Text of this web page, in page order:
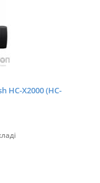
HC-X2000 (HC-